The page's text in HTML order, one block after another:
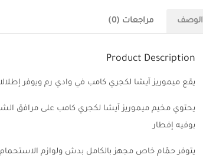
الوصف مراجعات (0)
Product Description
يقع ميموريز آيشا لكجري كامب في وادي رم ويوفر
يحتوي مخيم ميموريز آيشا لكجري كامب على مرافق
بوفيه إفطار
يتوفر حمّام خاص مجهز بالكامل بدش ولوازم